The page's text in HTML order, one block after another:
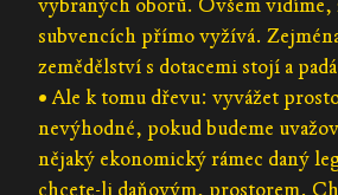
vybraných oborů. Ovšem vidíme,
subvencích přímo vyžívá.
zemědělství s dotacemi stojí a
• Ale k tomu dřevu: vyvážet
nevýhodné, pokud budeme
nějaký ekonomický rámec daný
chcete-li daňovým, prostorem.